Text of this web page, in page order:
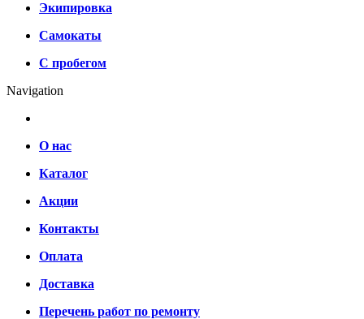
Экипировка
Самокаты
С пробегом
Navigation
О нас
Каталог
Акции
Контакты
Оплата
Доставка
Перечень работ по ремонту